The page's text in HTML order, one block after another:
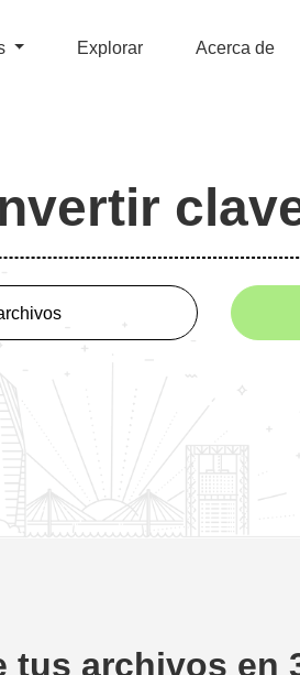
Explorar Acerca de
tus archivos en